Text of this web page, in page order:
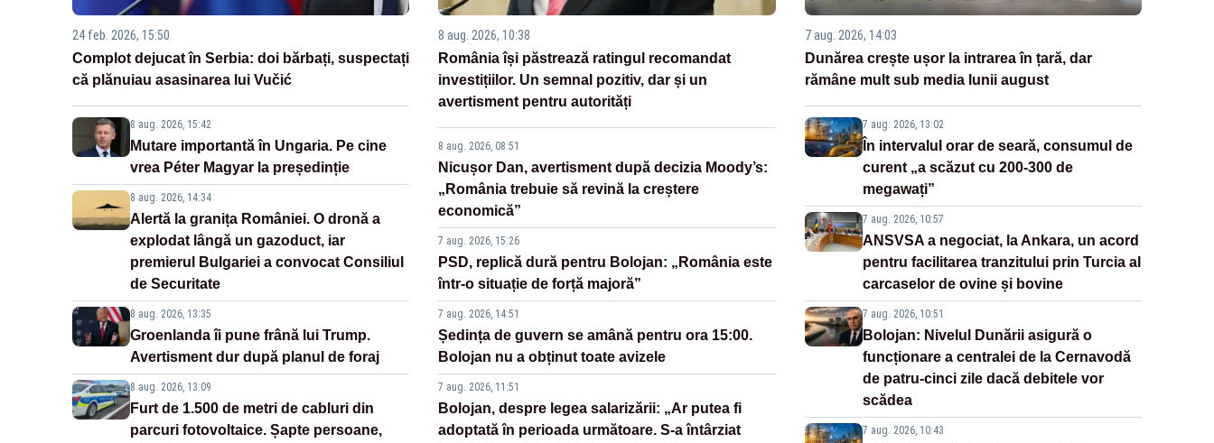
24 feb. 2026, 15:50
Complot dejucat în Serbia: doi bărbați, suspectați
că plănuiau asasinarea lui Vučić
8 aug. 2026, 15:42
Mutare importantă în Ungaria. Pe cine
vrea Péter Magyar la președinție
8 aug. 2026, 14:34
Alertă la granița României. O dronă a
explodat lângă un gazoduct, iar
premierul Bulgariei a convocat Consiliul
de Securitate
8 aug. 2026, 13:35
Groenlanda îi pune frână lui Trump.
Avertisment dur după planul de foraj
8 aug. 2026, 13:09
Furt de 1.500 de metri de cabluri din
parcuri fotovoltaice. Șapte persoane,
8 aug. 2026, 10:38
România își păstrează ratingul recomandat
investițiilor. Un semnal pozitiv, dar și un
avertisment pentru autorități
8 aug. 2026, 08:51
Nicușor Dan, avertisment după decizia Moody’s:
„România trebuie să revină la creștere
economică”
7 aug. 2026, 15:26
PSD, replică dură pentru Bolojan: „România este
într-o situație de forță majoră”
7 aug. 2026, 14:51
Ședința de guvern se amână pentru ora 15:00.
Bolojan nu a obținut toate avizele
7 aug. 2026, 11:51
Bolojan, despre legea salarizării: „Ar putea fi
adoptată în perioada următoare. S-a întârziat
7 aug. 2026, 14:03
Dunărea crește ușor la intrarea în țară, dar
rămâne mult sub media lunii august
7 aug. 2026, 13:02
În intervalul orar de seară, consumul de
curent „a scăzut cu 200-300 de
megawați”
7 aug. 2026, 10:57
ANSVSA a negociat, la Ankara, un acord
pentru facilitarea tranzitului prin Turcia al
carcaselor de ovine și bovine
7 aug. 2026, 10:51
Bolojan: Nivelul Dunării asigură o
funcționare a centralei de la Cernavodă
de patru-cinci zile dacă debitele vor
scădea
7 aug. 2026, 10:43